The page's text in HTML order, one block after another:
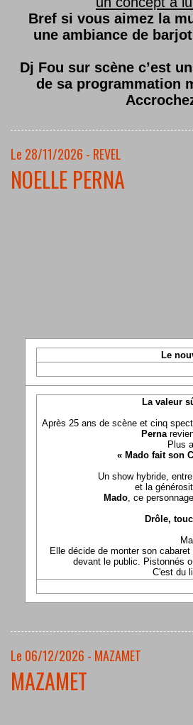
Bref si vous aimez la
une ambiance de
Dj Fou sur scène c’est
de sa programmation
Le 28/11/2026 - REVEL
NOELLE PERNA
Le
La valeur
Après 25 ans de scène et cinq
Perna
Plus
« Mado fait son
Un show hybride,
et la
Mado, ce personnage
Drôle,
Elle décide de monter son
devant le public. Pistonnés
C'est du
Le 06/12/2026 - MAZAMET
MAZAMET